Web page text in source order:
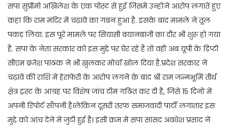
सपा सुप्रीमो अखिलेश के एक पोस्ट से हुई जिसमें उन्होंने आरोप लगाते हुए
कहा कि राम मंदिर में चढ़ावे का गबन हुआ है. इसके बाद मामले ने तूल
पकड़ लिया. इस पूरे मामले पर सियासी बयानबाजी का दौर भी शुरू हो गया
है. सपा के नेता सरकार को इस मुद्दे पर घेर रहे हैं तो वहीं अब यूपी के डिप्टी
सीएम ब्रजेश पाठक ने भी खुलकर मोर्चा खोल दिया है.प्रदेश सरकार ने
चढ़ावे की राशि में हेराफेरी के आरोप लगने के बाद श्री राम जन्मभूमि तीर्थ
क्षेत्र ट्रस्ट के आग्रह पर विशेष जांच टीम गठित कर दी है, जिसे 15 दिनों में
अपनी रिपोर्ट सौंपनी है।लेकिन दूसरी तरफ समाजवादी पार्टी लगातार इस
मुद्दे को आंच देने में जुटी हुई है। इसी क्रम में सपा सांसद अवधेश प्रसाद ने